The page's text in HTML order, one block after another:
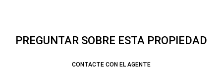
PREGUNTAR SOBRE ESTA PROPIEDAD
CONTACTE CON EL AGENTE